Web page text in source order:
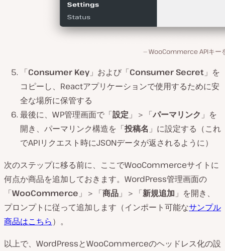
WooCommerce APIキー
「Consumer Key 」および「Consumer Secret 」を
コピーし、Reactアプリケーションで使用するために安
全な場所に保管する
最後に、WP管理画面で「設定 」＞「パーマリンク 」を
開き、パーマリンク構造を「投稿名 」に設定する（これ
でAPIリクエスト時にJSONデータが返されるように）
次のステップに移る前に、ここでWooCommerceサイトに
何点か商品を追加しておきます。WordPress管理画面の
「WooCommerce 」＞「商品 」＞「新規追加 」を開き、
プロンプトに従って追加します（インポート可能なサンプル
商品はこちら）。
以上で、WordPressとWooCommerceのヘッドレス化の設